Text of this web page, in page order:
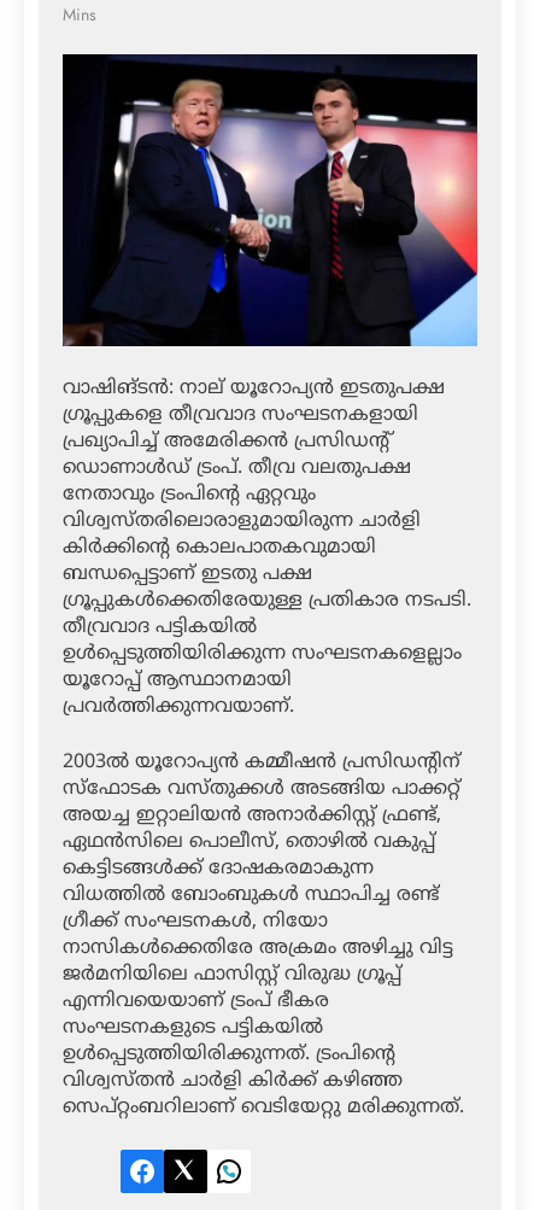
Mins
വാഷിങ്ടന്‍: നാല് യൂറോപ്യന്‍ ഇടതുപക്ഷ
ഗ്രൂപ്പുകളെ തീവ്രവാദ സംഘടനകളായി
പ്രഖ്യാപിച്ച് അമേരിക്കന്‍ പ്രസിഡന്റ്
ഡൊണാള്‍ഡ് ട്രംപ്. തീവ്ര വലതുപക്ഷ
നേതാവും ട്രംപിന്റെ ഏറ്റവും
വിശ്വസ്തരിലൊരാളുമായിരുന്ന ചാര്‍ളി
കിര്‍ക്കിന്റെ കൊലപാതകവുമായി
ബന്ധപ്പെട്ടാണ് ഇടതു പക്ഷ
ഗ്രൂപ്പുകള്‍ക്കെതിരേയുള്ള പ്രതികാര നടപടി.
തീവ്രവാദ പട്ടികയില്‍
ഉള്‍പ്പെടുത്തിയിരിക്കുന്ന സംഘടനകളെല്ലാം
യൂറോപ്പ് ആസ്ഥാനമായി
പ്രവര്‍ത്തിക്കുന്നവയാണ്.
2003ല്‍ യൂറോപ്യന്‍ കമ്മീഷന്‍ പ്രസിഡന്റിന്
സ്‌ഫോടക വസ്തുക്കള്‍ അടങ്ങിയ പാക്കറ്റ്
അയച്ച ഇറ്റാലിയന്‍ അനാര്‍ക്കിസ്റ്റ് ഫ്രണ്ട്,
ഏഥന്‍സിലെ പൊലീസ്, തൊഴില്‍ വകുപ്പ്
കെട്ടിടങ്ങള്‍ക്ക് ദോഷകരമാകുന്ന
വിധത്തില്‍ ബോംബുകള്‍ സ്ഥാപിച്ച രണ്ട്
ഗ്രീക്ക് സംഘടനകള്‍, നിയോ
നാസികള്‍ക്കെതിരേ അക്രമം അഴിച്ചു വിട്ട
ജര്‍മനിയിലെ ഫാസിസ്റ്റ് വിരുദ്ധ ഗ്രൂപ്പ്
എന്നിവയെയാണ് ട്രംപ് ഭീകര
സംഘടനകളുടെ പട്ടികയില്‍
ഉള്‍പ്പെടുത്തിയിരിക്കുന്നത്. ട്രംപിന്റെ
വിശ്വസ്തന്‍ ചാര്‍ളി കിര്‍ക്ക് കഴിഞ്ഞ
സെപ്റ്റംബറിലാണ് വെടിയേറ്റു മരിക്കുന്നത്.
Facebook
TwitterLinkedIn